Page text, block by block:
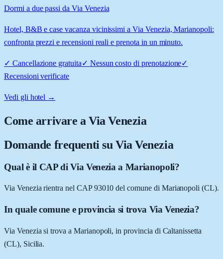
Dormi a due passi da Via Venezia
Hotel, B&B e case vacanza vicinissimi a Via Venezia, Marianopoli:
confronta prezzi e recensioni reali e prenota in un minuto.
✓ Cancellazione gratuita✓ Nessun costo di prenotazione✓
Recensioni verificate
Vedi gli hotel →
Come arrivare aVia Venezia
Domande frequenti su Via Venezia
Qual è il CAP di Via Venezia a Marianopoli?
Via Venezia rientra nel CAP 93010 del comune di Marianopoli (CL).
In quale comune e provincia si trova Via Venezia?
Via Venezia si trova a Marianopoli, in provincia di Caltanissetta
(CL), Sicilia.